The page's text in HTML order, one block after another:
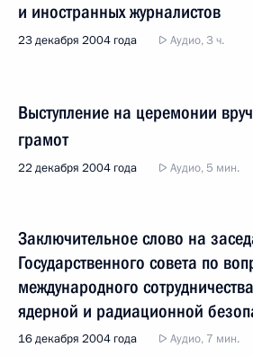
и иностранных журналистов
23 декабря 2004 года Аудио, 3 ч.
Выступление на церемонии
грамот
22 декабря 2004 года Аудио, 5 мин.
Заключительное слово на
Государственного совета по
международного
ядерной и радиационной
16 декабря 2004 года Аудио, 7 мин.